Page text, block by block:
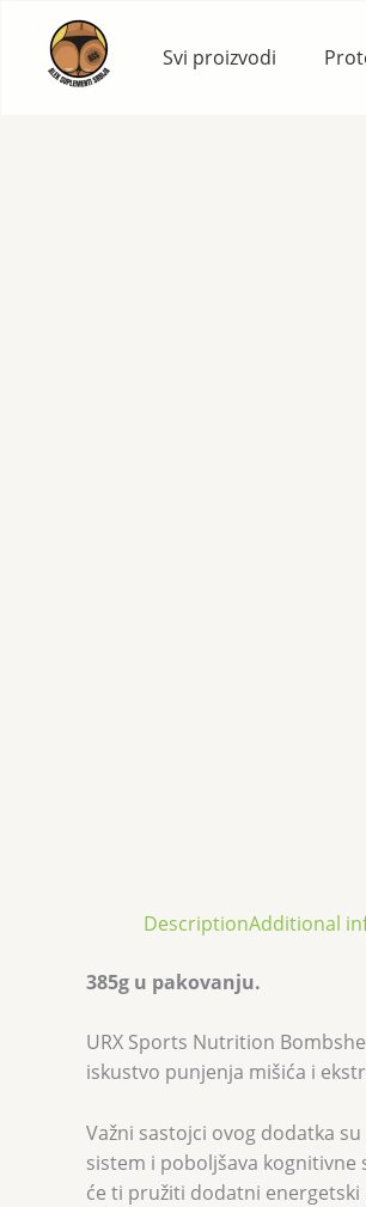
content
Svi proizvodi
DescriptionAdditional
385g u pakovanju.
URX Sports Nutrition
iskustvo punjenja mišića i
Važni sastojci ovog dodatka
sistem i poboljšava
će ti pružiti dodatni